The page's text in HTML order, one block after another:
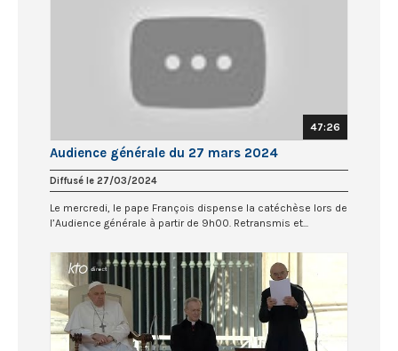
47:26
Audience générale du 27 mars 2024
Diffusé le 27/03/2024
Le mercredi, le pape François dispense la catéchèse lors de
l’Audience générale à partir de 9h00. Retransmis et...